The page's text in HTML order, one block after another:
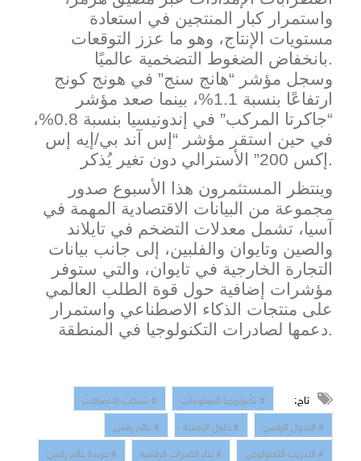
واستمرار كبار المنتجين في استعادة
مستويات الإنتاج، وهو ما عزز التوقعات
بانخفاض الضغوط التضخمية عالميًا.
وسجل مؤشر “هانج سنج” في هونج كونج
ارتفاعًا بنسبة 1.1%، بينما صعد مؤشر
“جاكرتا المركب” في إندونيسيا بنسبة 0.8%،
في حين استقر مؤشر “إس آند بي/إيه إس
إكس 200” الأسترالي دون تغ ير يُذكر.
وينتظر المستثمرون هذا الأسبوع صدور
مجموعة من البيانات الاقتصادية المهمة في
آسيا، تشمل معدلات التضخم في تايلاند
والصين وتايوان والفلبين، إلى جانب بيانات
التجارة الخارجية في تايوان، والتي ستوفر
مؤشرات إضافية حول قوة الطلب العالمي
على منتجات الذكاء الاصطناعي واستمرار
دعمها لصادرات التكنولوجيا في المنطقة.
تاج: # تكنولوجيا المعلومات
# شبكات الاتصالات
# التحول الرقمي
# حلول الرقمنة
# عالم رقمي
# التدريب التكنولوجي
# بناء القدرات الرقمية
# جريدة عالم رقمي